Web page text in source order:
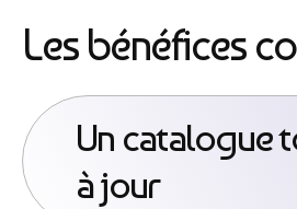
Les bénéfices
Un catalogue
à jour